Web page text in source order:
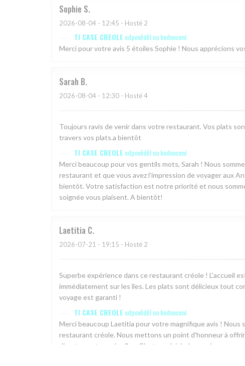
Sophie S
2026-08-04 - 12:45 - Hosté 2
TI CASE CREOLE odpověděl na hodnocení
Merci pour votre avis 5 étoiles Sophie ! Nous apprécions
Sarah B
2026-08-04 - 12:30 - Hosté 4
Toujours ravis de venir dans votre restaurant. Vos plats
travers vos plats.a bientôt
TI CASE CREOLE odpověděl na hodnocení
Merci beaucoup pour vos gentils mots, Sarah ! Nous
restaurant et que vous avez l’impression de voyager aux
bientôt. Votre satisfaction est notre priorité et nous
soignée vous plaisent. A bientôt!
Laetitia C
2026-07-21 - 19:15 - Hosté 2
Superbe expérience dans ce restaurant créole ! L'accueil
immédiatement sur les îles. Les plats sont délicieux tout
voyage est garanti !
TI CASE CREOLE odpověděl na hodnocení
Merci beaucoup Laetitia pour votre magnifique avis ! Nous
restaurant créole. Nous mettons un point d'honneur à
directement vers les îles. C'est un plaisir de savoir que